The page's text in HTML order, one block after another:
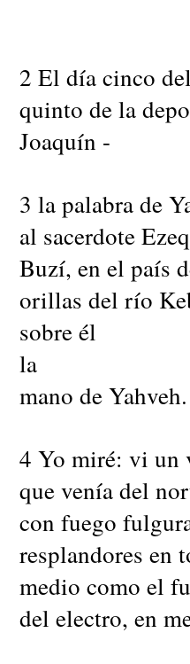
2 El día cinco
quinto de la
Joaquín -
3 la palabra de
al sacerdote
Buzí, en el país
orillas del río
sobre él
la
mano de Yahveh.
4 Yo miré: vi un
que venía del
con fuego
resplandores en
medio como el
del electro, en